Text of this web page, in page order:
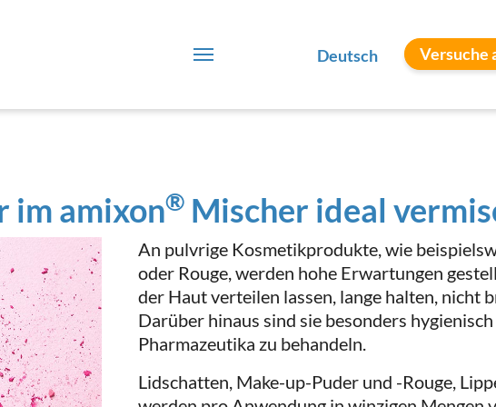
Deutsch Versuche
im amixon® Mischer ideal
An pulvrige Kosmetikprodukte, wie
oder Rouge, werden hohe Erwartungen
der Haut verteilen lassen, lange halten, nicht
Darüber hinaus sind sie besonders
Pharmazeutika zu behandeln.
Lidschatten, Make-up-Puder und -Rouge,